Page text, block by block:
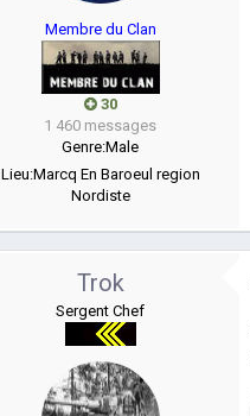
Membre du Clan
30
1 460 messages
Genre:Male
Lieu:Marcq En Baroeul region
Nordiste
Trok
Sergent Chef